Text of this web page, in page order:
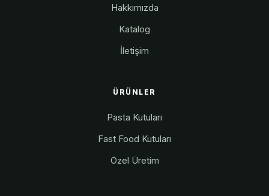
Hakkımızda
Katalog
İletişim
ÜRÜNLER
Pasta Kutuları
Fast Food Kutuları
Özel Üretim